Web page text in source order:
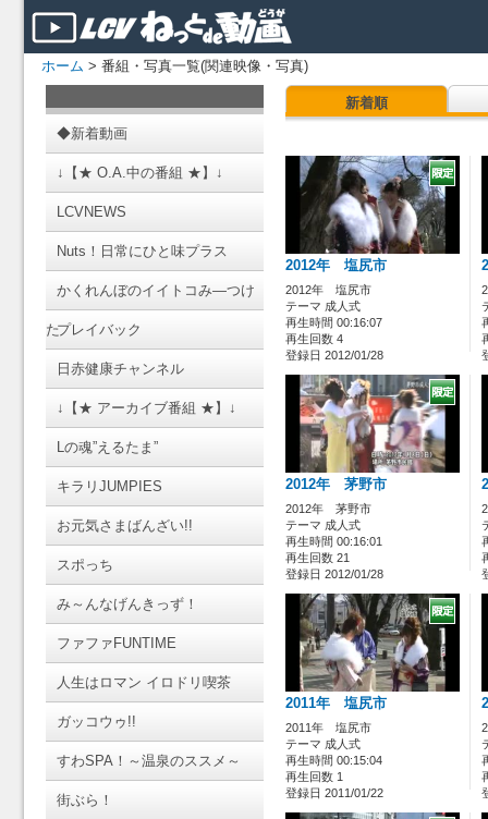
ホーム > 番組・写真一覧(関連映像・写真)
◆新着動画
↓【★ O.A.中の番組 ★】↓
LCVNEWS
Nuts！日常にひと味プラス
かくれんぼのイイトコみ―つけ
たプレイバック
日赤健康チャンネル
↓【★ アーカイブ番組 ★】↓
Lの魂”えるたま”
キラリJUMPIES
お元気さまばんざい!!
スポっち
み～んなげんきっず！
ファファFUNTIME
人生はロマン イロドリ喫茶
ガッコウゥ!!
すわSPA！～温泉のススメ～
街ぶら！
新着順
2012年 塩尻市
2012年 塩尻市
テーマ 成人式
再生時間 00:16:07
再生回数 4
登録日 2012/01/28
2012年 茅野市
2012年 茅野市
テーマ 成人式
再生時間 00:16:01
再生回数 21
登録日 2012/01/28
2011年 塩尻市
2011年 塩尻市
テーマ 成人式
再生時間 00:15:04
再生回数 1
登録日 2011/01/22